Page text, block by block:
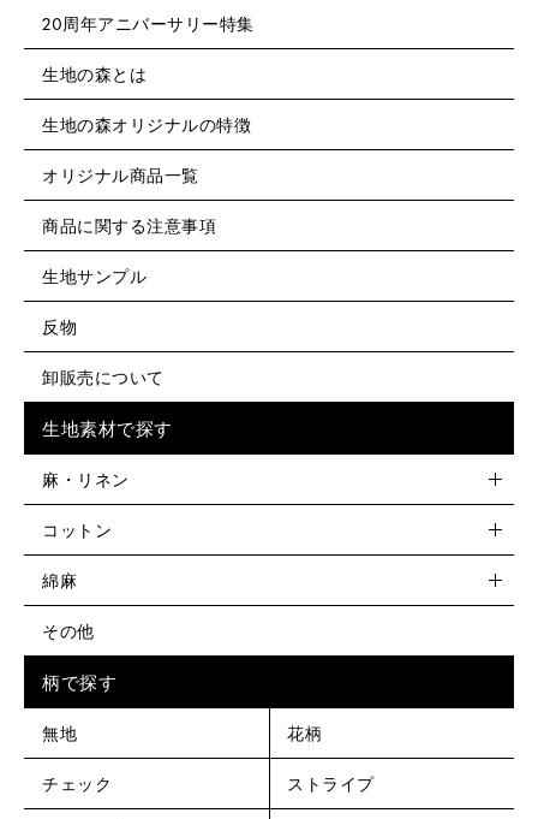
20周年アニバーサリー特集
生地の森とは
生地の森オリジナルの特徴
オリジナル商品一覧
商品に関する注意事項
生地サンプル
反物
卸販売について
生地素材で探す
麻・リネン
コットン
綿麻
その他
柄で探す
無地 花柄
チェック ストライプ